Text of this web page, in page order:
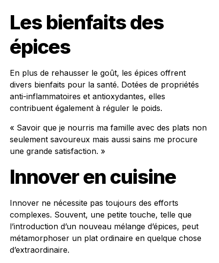
Les bienfaits des
épices
En plus de rehausser le goût, les épices offrent
divers bienfaits pour la santé. Dotées de propriétés
anti-inflammatoires et antioxydantes, elles
contribuent également à réguler le poids.
« Savoir que je nourris ma famille avec des plats non
seulement savoureux mais aussi sains me procure
une grande satisfaction. »
Innover en cuisine
Innover ne nécessite pas toujours des efforts
complexes. Souvent, une petite touche, telle que
l’introduction d’un nouveau mélange d’épices, peut
métamorphoser un plat ordinaire en quelque chose
d’extraordinaire.